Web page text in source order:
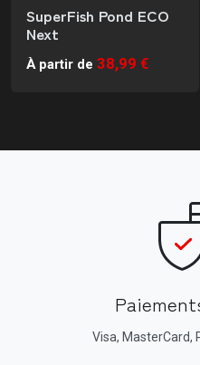
SuperFish Pond ECO
Next
À partir de 38,99 €
Visa, MasterCard,